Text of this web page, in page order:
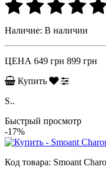
Наличие: В наличии
ЦЕНА 649 грн 899 грн
Купить
S..
Быстрый просмотр
-17%
Код товара: Smoant